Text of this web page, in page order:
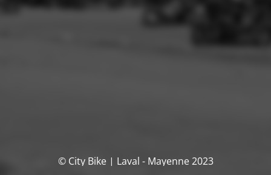
© City Bike | Laval - Mayenne 2023